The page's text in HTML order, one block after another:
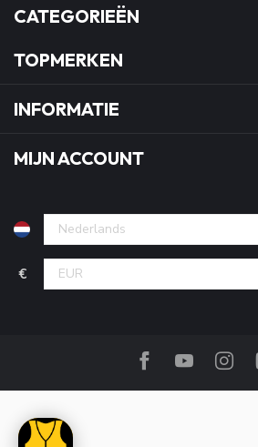
CATEGORIEËN
TOPMERKEN
INFORMATIE
MIJN ACCOUNT
€